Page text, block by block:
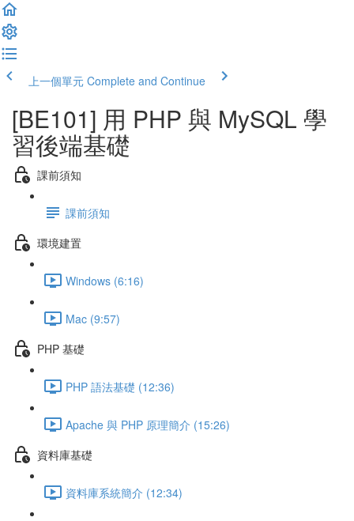
上一個單元 Complete and Continue
[BE101] 用 PHP 與 MySQL 學
習後端基礎
課前須知
課前須知
環境建置
Windows (6:16)
Mac (9:57)
PHP 基礎
PHP 語法基礎 (12:36)
Apache 與 PHP 原理簡介 (15:26)
資料庫基礎
資料庫系統簡介 (12:34)